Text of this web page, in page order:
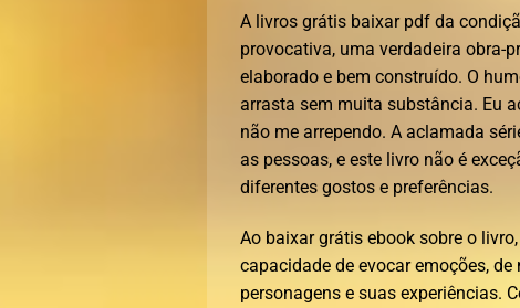
A livros grátis baixar pdf da
provocativa, uma verdadeira obra-
elaborado e bem construído. O
arrasta sem muita substância. Eu
não me arrependo. A aclamada
as pessoas, e este livro não é
diferentes gostos e preferências.
Ao baixar grátis ebook sobre o
capacidade de evocar emoções,
personagens e suas experiências.